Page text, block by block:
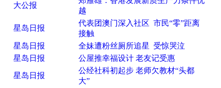
大公报
越
星岛日报
代表团澳门深入社区 市民“零”距离
接触
星岛日报
全妹遭粉丝厕所追星 受惊哭泣
星岛日报
公屋推幸福设计 老友记受惠
星岛日报
公经社科初起步 老师欠教材“头都
大”